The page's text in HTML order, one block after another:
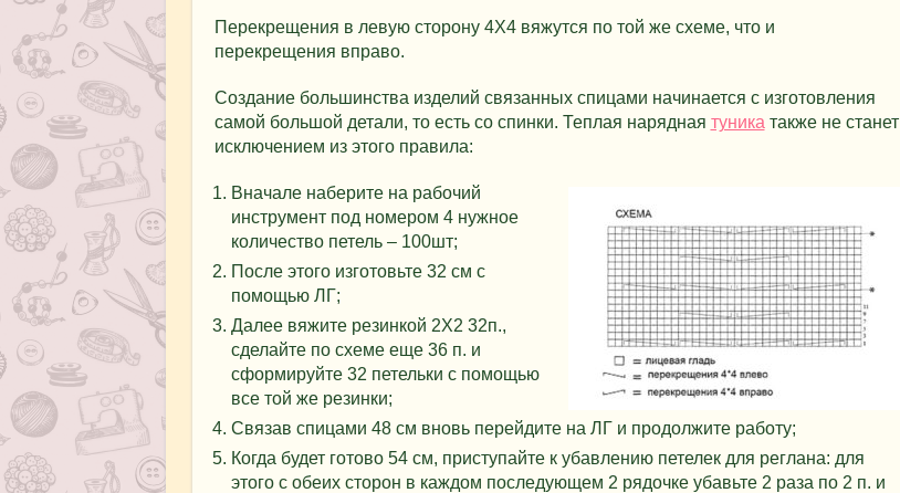
Перекрещения в левую сторону 4Х4 вяжутся по той же схеме, что и
перекрещения вправо.
Создание большинства изделий связанных спицами начинается с изготовления
самой большой детали, то есть со спинки. Теплая нарядная туника также не станет
исключением из этого правила:
Вначале наберите на рабочий
инструмент под номером 4 нужное
количество петель – 100шт;
После этого изготовьте 32 см с
помощью ЛГ;
Далее вяжите резинкой 2Х2 32п.,
сделайте по схеме еще 36 п. и
сформируйте 32 петельки с помощью
все той же резинки;
Связав спицами 48 см вновь перейдите на ЛГ и продолжите работу;
Когда будет готово 54 см, приступайте к убавлению петелек для реглана: для
этого с обеих сторон в каждом последующем 2 рядочке убавьте 2 раза по 2 п. и